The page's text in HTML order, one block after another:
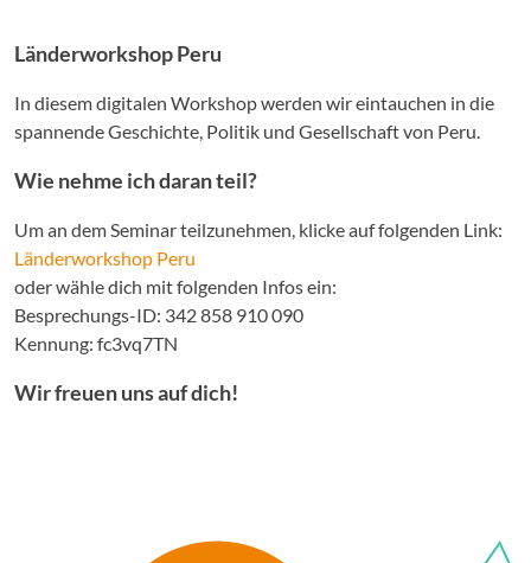
Länderworkshop Peru
In diesem digitalen Workshop werden wir eintauchen in die
spannende Geschichte, Politik und Gesellschaft von Peru.
Wie nehme ich daran teil?
Um an dem Seminar teilzunehmen, klicke auf folgenden Link:
Länderworkshop Peru
oder wähle dich mit folgenden Infos ein:
Besprechungs-ID: 342 858 910 090
Kennung: fc3vq7TN
Wir freuen uns auf dich!